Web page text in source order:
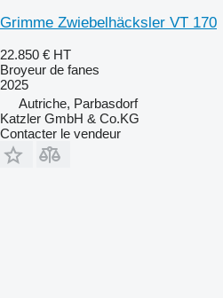
Grimme Zwiebelhäcksler VT 170
22.850 € HT
Broyeur de fanes
2025
Autriche, Parbasdorf
Katzler GmbH & Co.KG
Contacter le vendeur